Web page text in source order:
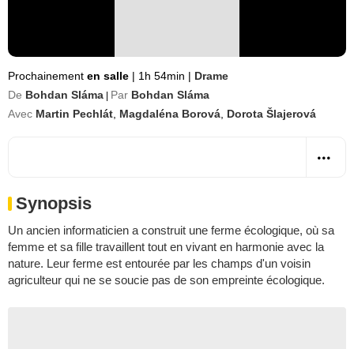
Prochainement en salle | 1h 54min | Drame
De Bohdan Sláma Par Bohdan Sláma
Avec Martin Pechlát Magdaléna Borová Dorota Šlajerová
Synopsis
Un ancien informaticien a construit une ferme écologique, où sa
femme et sa fille travaillent tout en vivant en harmonie avec la
nature. Leur ferme est entourée par les champs d'un voisin
agriculteur qui ne se soucie pas de son empreinte écologique.